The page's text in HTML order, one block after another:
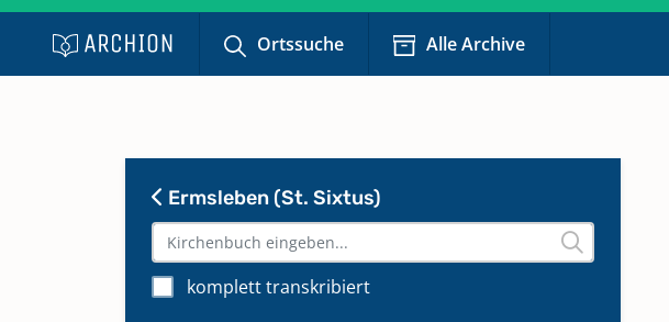
Ortssuche Alle Archive
Ermsleben (St. Sixtus)
komplett transkribiert